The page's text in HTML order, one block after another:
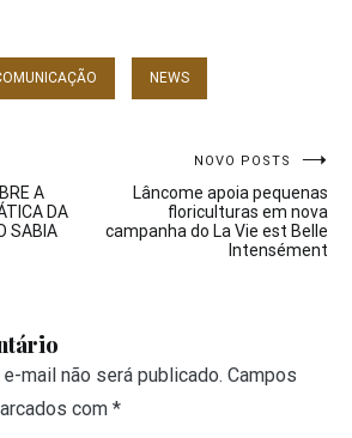
NEWS
A
DA
SABIA
NOVO POSTS
Lâncome apoia pequenas
floriculturas em nova
campanha do La Vie est Belle
Intensément
mail não será publicado. Campos
com *